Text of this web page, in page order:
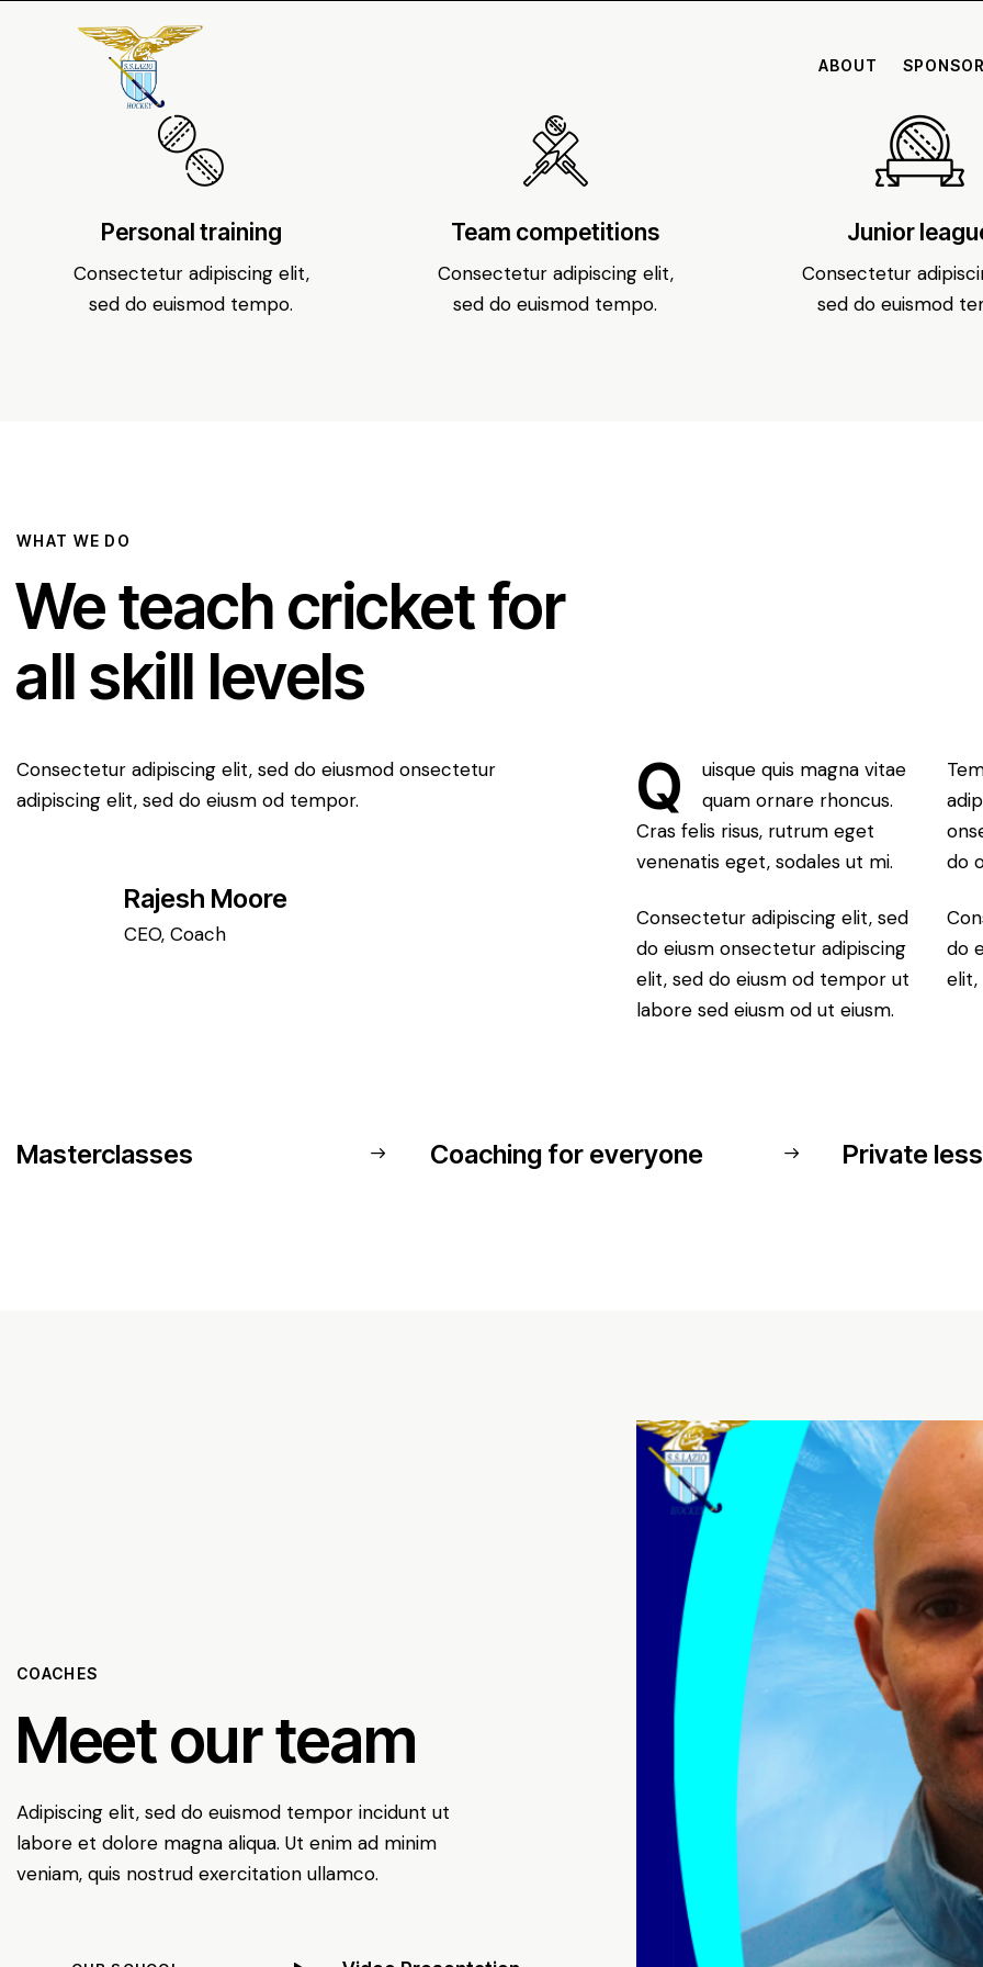
ABOUT
Personal training
Consectetur adipiscing elit,
sed do euismod tempo.
Team competitions
Consectetur adipiscing elit,
sed do euismod tempo.
Junior
Consectetur
sed do euismod
WHAT WE DO
We teach cricket for
all skill levels
Consectetur adipiscing elit, sed do eiusmod onsectetur
adipiscing elit, sed do eiusm od tempor.
Rajesh Moore
CEO, Coach
Q
uisque quis magna vitae
quam ornare rhoncus.
Cras felis risus, rutrum eget
venenatis eget, sodales ut mi.
Consectetur adipiscing elit, sed
do eiusm onsectetur adipiscing
elit, sed do eiusm od tempor ut
labore sed eiusm od ut eiusm.
do
do
elit,
Masterclasses Coaching for everyone Private
COACHES
Meet our team
Adipiscing elit, sed do euismod tempor incidunt ut
labore et dolore magna aliqua. Ut enim ad minim
veniam, quis nostrud exercitation ullamco.